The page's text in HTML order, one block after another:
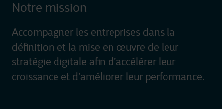
Notre mission
Accompagner les entreprises dans la
définition et la mise en œuvre de leur
stratégie digitale afin d’accélérer leur
croissance et d’améliorer leur performance.